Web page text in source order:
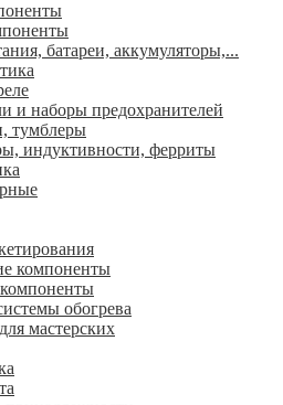
батареи, аккумуляторы,...
и наборы предохранителей
тумблеры
индуктивности, ферриты
компоненты
обогрева
мастерских